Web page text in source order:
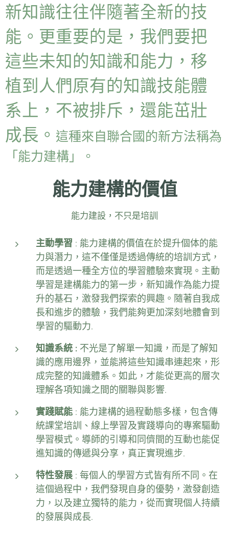
新知識往往伴隨著全新的技
能。更重要的是，我們要把
這些未知的知識和能力，移
植到人們原有的知識技能體
系上，不被排斥，還能茁壯
成長。 這種來自聯合國的新方法稱為
「能力建構」。
能力建構的價值
能力建設，不只是培訓
主動學習 : 能力建構的價值在於提升個体的能
力與潛力，這不僅僅是透過傳統的培訓方式，
而是透過一種全方位的學習體驗來實現。主動
學習是建構能力的第一步，新知識作為能力提
升的基石，激發我們探索的興趣。隨著自我成
長和進步的體驗，我們能夠更加深刻地體會到
學習的驅動力.
知識系統 : 不光是了解單一知識，而是了解知
識的應用邊界，並能將這些知識串連起來，形
成完整的知識體系。如此，才能從更高的層次
理解各項知識之間的關聯與影響.
實踐賦能 : 能力建構的過程動態多樣，包含傳
統課堂培訓、線上學習及實踐導向的專案驅動
學習模式。導師的引導和同儕間的互動也能促
進知識的傳遞與分享，真正實現進步.
特性發展 : 每個人的學習方式皆有所不同。在
這個過程中，我們發現自身的優勢，激發創造
力，以及建立獨特的能力，從而實現個人持續
的發展與成長.